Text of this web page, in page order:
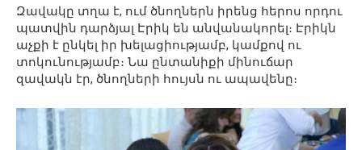
Զավակը տղա է, ում ծնողներն իրենց հերոս որդու
պատվին դարձյալ Էրիկ են անվանակորել։ Էրիկն
աչքի է ընկել իր խելացիությամբ, կամքով ու
տոկունությամբ։ Նա ընտանիքի մինուճար
զավակն էր, ծնողների հույսն ու ապավենը։